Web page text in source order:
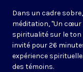
Dans un cadre
méditation, "Un cœur
spiritualité sur le ton
invité pour 26
expérience
des témoins.